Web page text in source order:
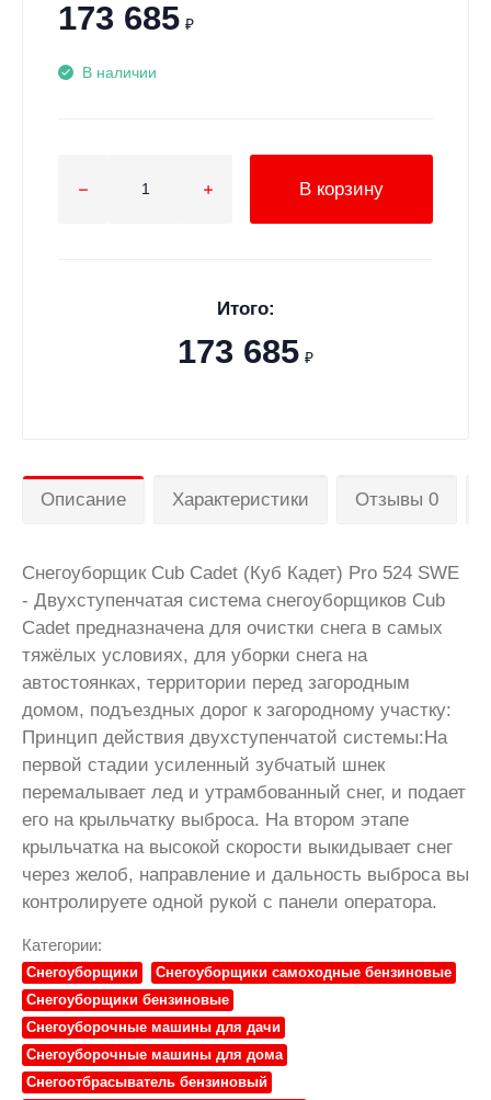
173 685 ₽
В наличии
В корзину
Итого:
173 685 ₽
Описание Характеристики Отзывы 0
Снегоуборщик Cub Cadet (Куб Кадет) Pro 524 SWE
- Двухступенчатая система снегоуборщиков Cub
Cadet предназначена для очистки снега в самых
тяжёлых условиях, для уборки снега на
автостоянках, территории перед загородным
домом, подъездных дорог к загородному участку:
Принцип действия двухступенчатой системы:На
первой стадии усиленный зубчатый шнек
перемалывает лед и утрамбованный снег, и подает
его на крыльчатку выброса. На втором этапе
крыльчатка на высокой скорости выкидывает снег
через желоб, направление и дальность выброса вы
контролируете одной рукой с панели оператора.
Категории:
Снегоуборщики
Снегоуборщики самоходные бензиновые
Снегоуборщики бензиновые
Снегоуборочные машины для дачи
Снегоуборочные машины для дома
Снегоотбрасыватель бензиновый